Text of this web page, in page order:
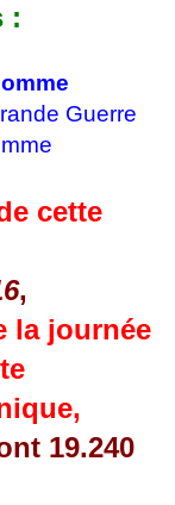
:
Guerre
cette
,
la journée
19.240